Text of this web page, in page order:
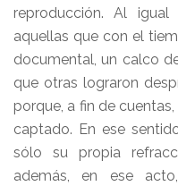
reproducción. Al
aquellas que con el
documental, un calco
que otras lograron
porque, a fin de
captado. En ese
sólo su propia
además, en ese